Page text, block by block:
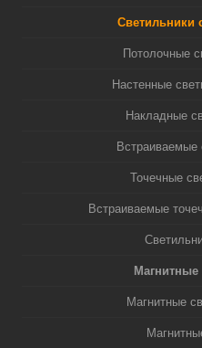
Светильники
Потолочные
Настенные
Накладные
Встраиваемые
Точечные
Встраиваемые
Магнитные